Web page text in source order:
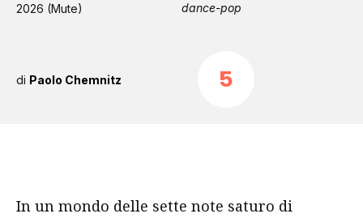
2026 (Mute) dance-pop
di Paolo Chemnitz 5
In un mondo delle sette note saturo di